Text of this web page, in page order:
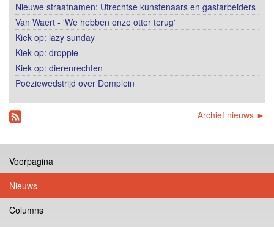
Nieuwe straatnamen: Utrechtse kunstenaars en gastarbeiders
Van Waert - 'We hebben onze otter terug'
Kiek op: lazy sunday
Kiek op: droppie
Kiek op: dierenrechten
Poëziewedstrijd over Domplein
Archief nieuws ►
Voorpagina
Nieuws
Columns